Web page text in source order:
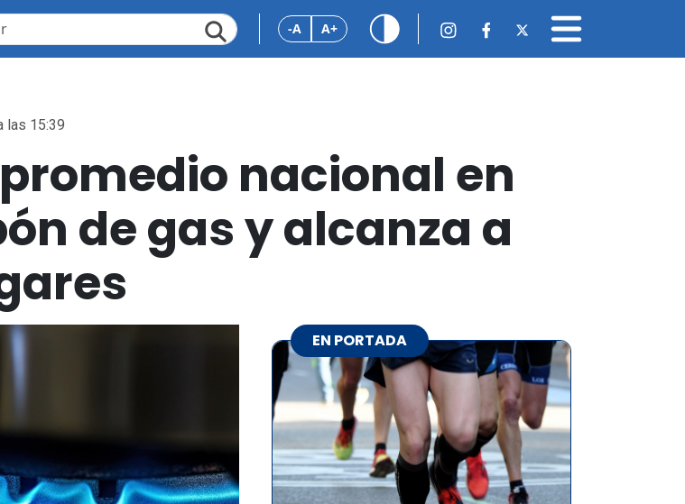
-A A+
las 15:39
nacional en
de gas y alcanza a
EN PORTADA